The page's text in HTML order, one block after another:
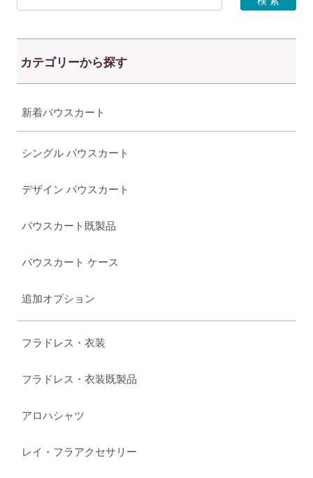
カテゴリーから探す
新着パウスカート
シングル パウスカート
デザイン パウスカート
パウスカート既製品
パウスカート ケース
追加オプション
フラドレス・衣装
フラドレス・衣装既製品
アロハシャツ
レイ・フラアクセサリー